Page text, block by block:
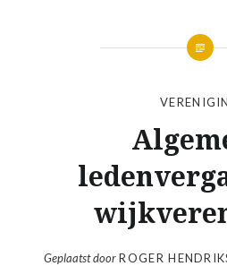
Geplaatst doorROGER